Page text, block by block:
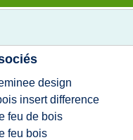
design
insert difference
feu de bois
feu bois